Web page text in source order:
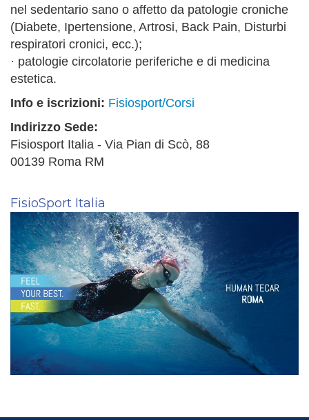
nel sedentario sano o affetto da patologie croniche
(Diabete, Ipertensione, Artrosi, Back Pain, Disturbi
respiratori cronici, ecc.);
· patologie circolatorie periferiche e di medicina
estetica.
Info e iscrizioni: Fisiosport/Corsi
Indirizzo Sede:
Fisiosport Italia - Via Pian di Scò, 88
00139 Roma RM
FisioSport Italia